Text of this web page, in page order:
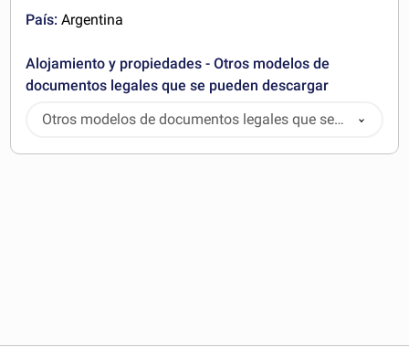
País: Argentina
Alojamiento y propiedades - Otros modelos de
documentos legales que se pueden descargar
Otros modelos de documentos legales que se
pueden descargar